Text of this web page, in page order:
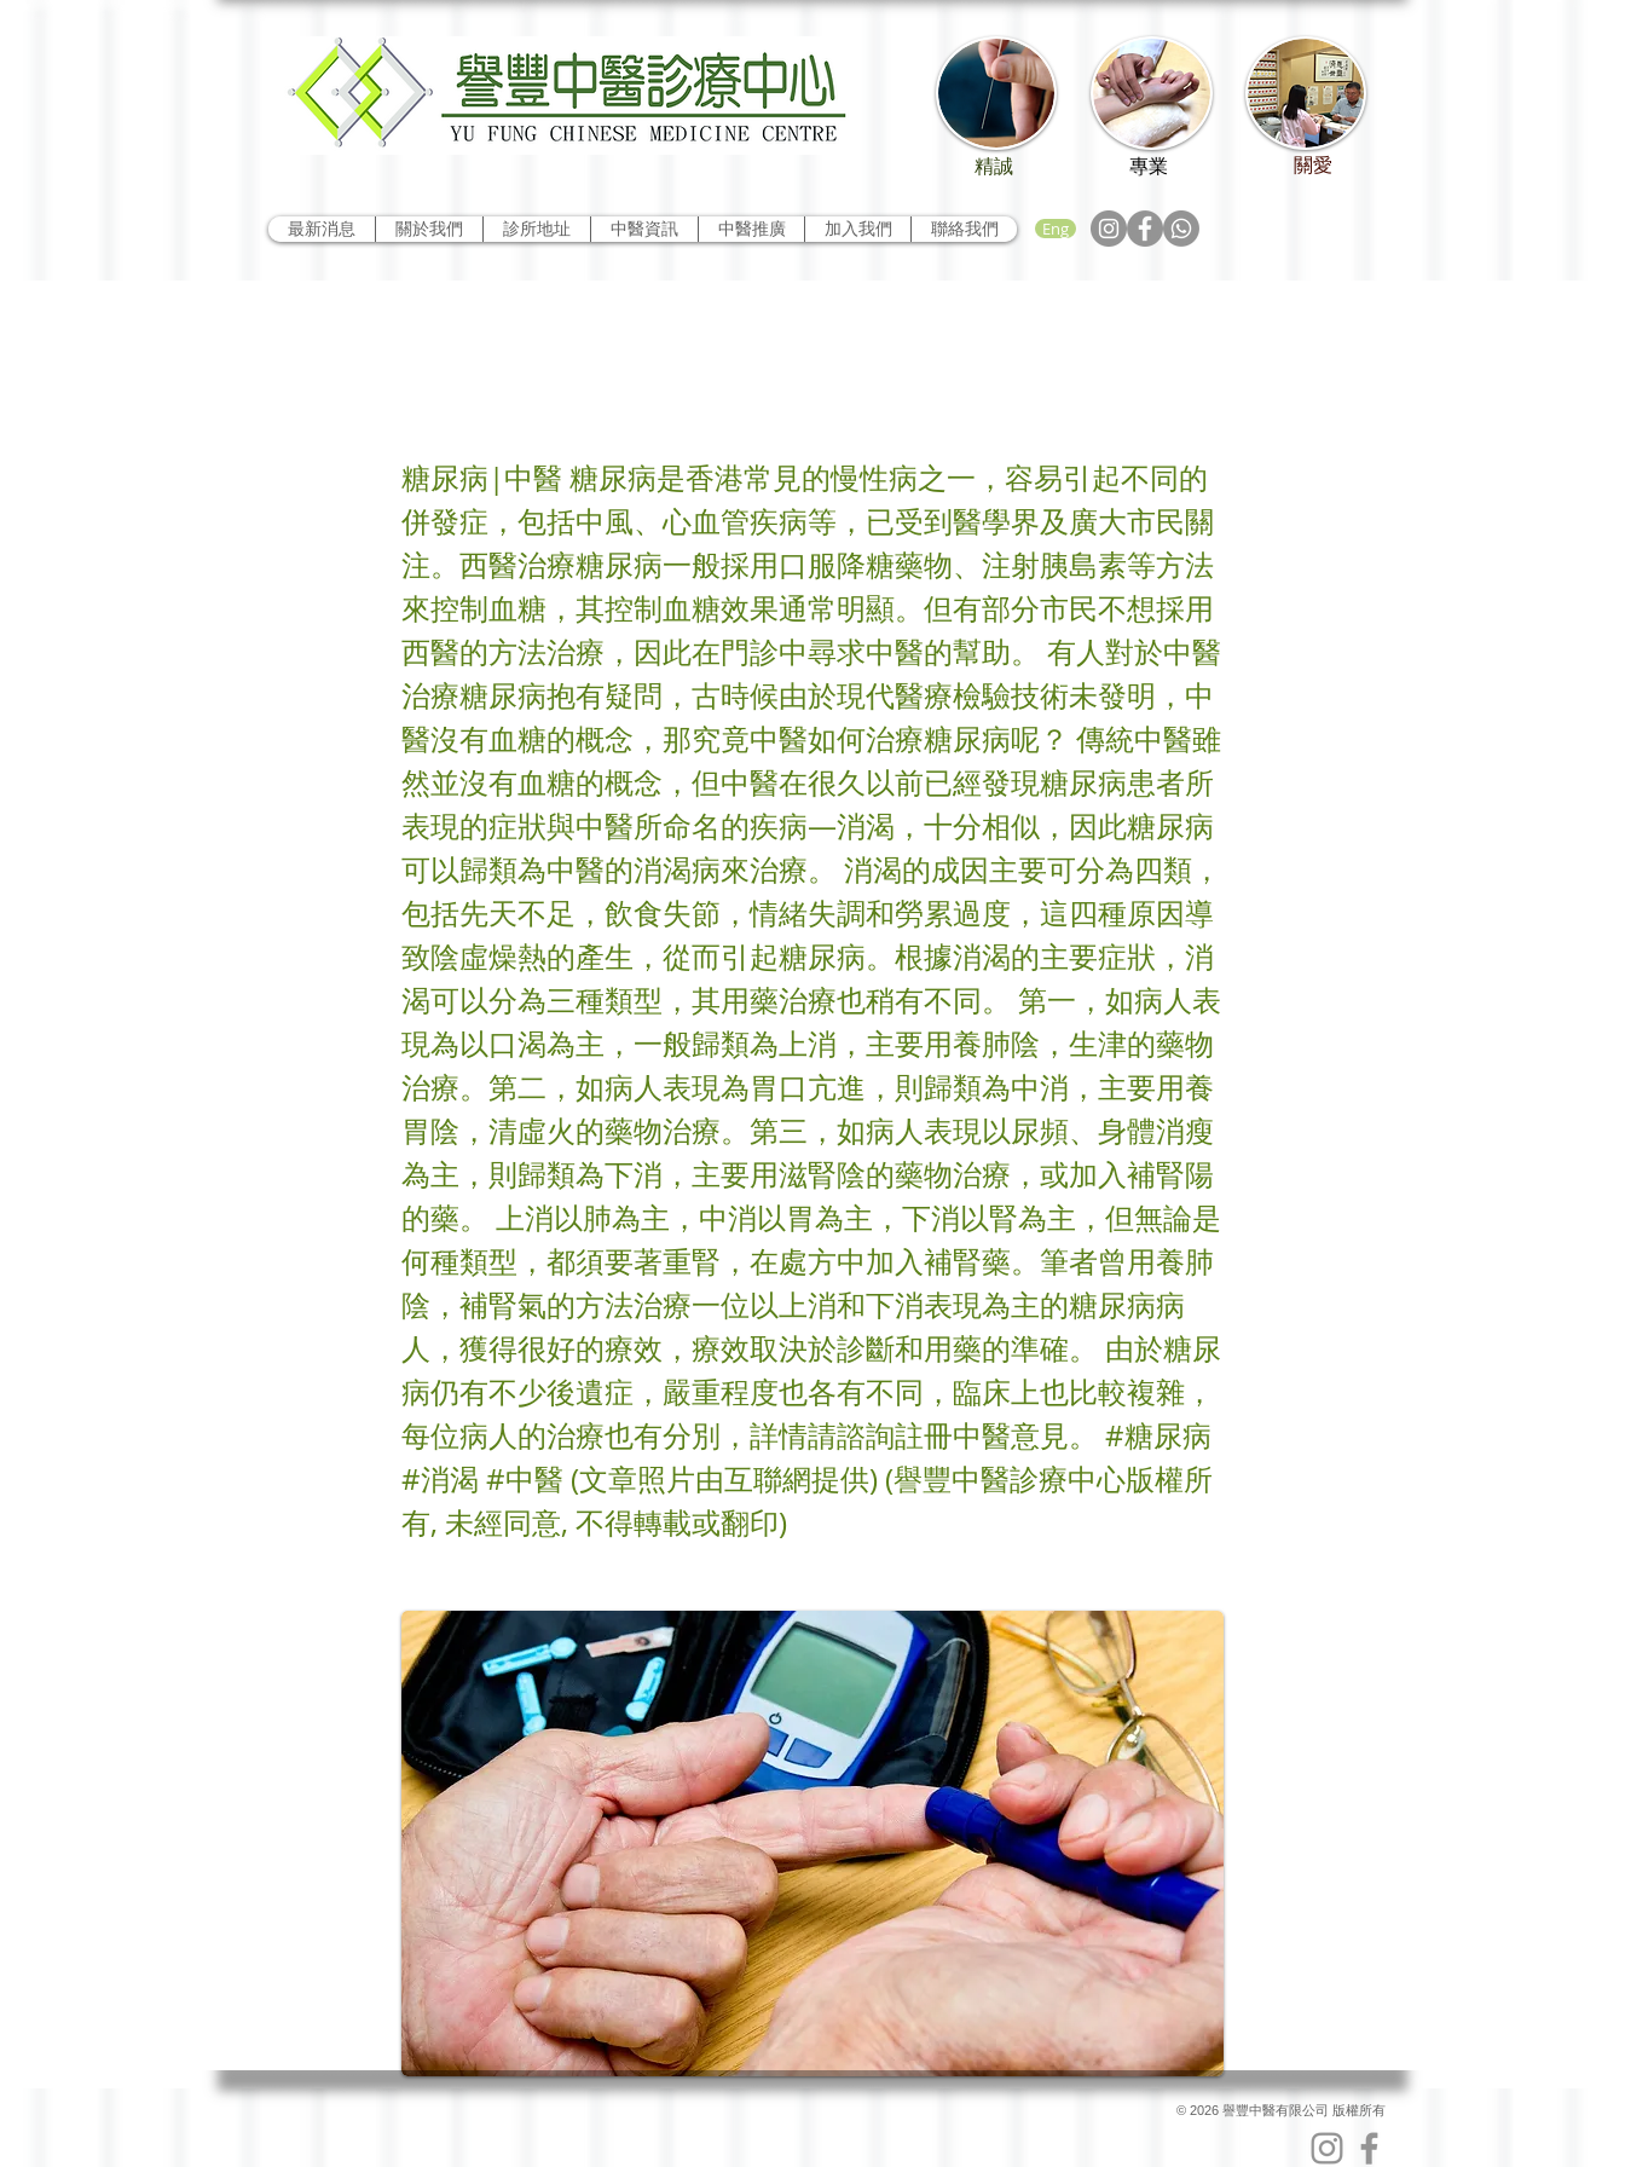
精誠
最新消息 關於我們 診所地址 中醫資訊 中醫推廣 加入我們 聯絡我們 Eng
專業 關愛
糖尿病|中醫 糖尿病是香港常見的慢性病之一，容易引起不同的
併發症，包括中風、心血管疾病等，已受到醫學界及廣大市民關
注。西醫治療糖尿病一般採用口服降糖藥物、注射胰島素等方法
來控制血糖，其控制血糖效果通常明顯。但有部分市民不想採用
西醫的方法治療，因此在門診中尋求中醫的幫助。 有人對於中醫
治療糖尿病抱有疑問，古時候由於現代醫療檢驗技術未發明，中
醫沒有血糖的概念，那究竟中醫如何治療糖尿病呢？ 傳統中醫雖
然並沒有血糖的概念，但中醫在很久以前已經發現糖尿病患者所
表現的症狀與中醫所命名的疾病—消渴，十分相似，因此糖尿病
可以歸類為中醫的消渴病來治療。 消渴的成因主要可分為四類，
包括先天不足，飲食失節，情緒失調和勞累過度，這四種原因導
致陰虛燥熱的產生，從而引起糖尿病。根據消渴的主要症狀，消
渴可以分為三種類型，其用藥治療也稍有不同。 第一，如病人表
現為以口渴為主，一般歸類為上消，主要用養肺陰，生津的藥物
治療。第二，如病人表現為胃口亢進，則歸類為中消，主要用養
胃陰，清虛火的藥物治療。第三，如病人表現以尿頻、身體消瘦
為主，則歸類為下消，主要用滋腎陰的藥物治療，或加入補腎陽
的藥。 上消以肺為主，中消以胃為主，下消以腎為主，但無論是
何種類型，都須要著重腎，在處方中加入補腎藥。筆者曾用養肺
陰，補腎氣的方法治療一位以上消和下消表現為主的糖尿病病
人，獲得很好的療效，療效取決於診斷和用藥的準確。 由於糖尿
病仍有不少後遺症，嚴重程度也各有不同，臨床上也比較複雜，
每位病人的治療也有分別，詳情請諮詢註冊中醫意見。 #糖尿病
#消渴 #中醫 (文章照片由互聯網提供) (譽豐中醫診療中心版權所
有, 未經同意, 不得轉載或翻印)
© 2026 譽豐中醫有限公司 版權所有